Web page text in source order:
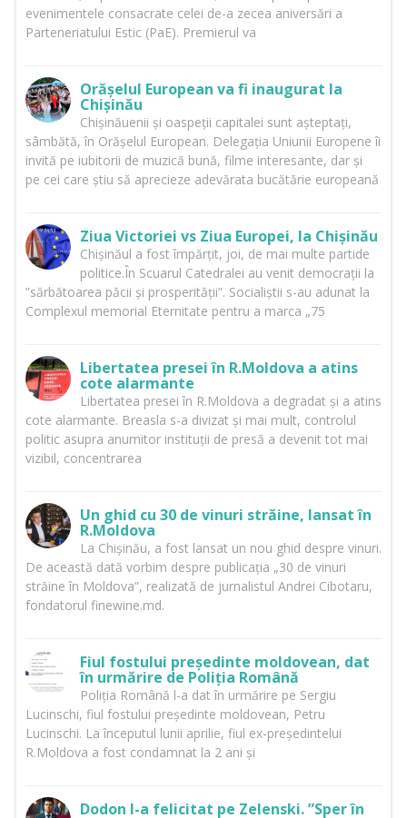
evenimentele consacrate celei de-a zecea aniversări a
Parteneriatului Estic (PaE). Premierul va
Orășelul European va fi inaugurat la
Chișinău
Chișinăuenii și oaspeții capitalei sunt așteptați,
sâmbătă, în Orășelul European. Delegația Uniunii Europene îi
invită pe iubitorii de muzică bună, filme interesante, dar și
pe cei care știu să aprecieze adevărata bucătărie europeană
Ziua Victoriei vs Ziua Europei, la Chișinău
Chișinăul a fost împărțit, joi, de mai multe partide
politice.În Scuarul Catedralei au venit democrații la
”sărbătoarea păcii și prosperității”. Socialiștii s-au adunat la
Complexul memorial Eternitate pentru a marca „75
Libertatea presei în R.Moldova a atins
cote alarmante
Libertatea presei în R.Moldova a degradat și a atins
cote alarmante. Breasla s-a divizat și mai mult, controlul
politic asupra anumitor instituții de presă a devenit tot mai
vizibil, concentrarea
Un ghid cu 30 de vinuri străine, lansat în
R.Moldova
La Chișinău, a fost lansat un nou ghid despre vinuri.
De această dată vorbim despre publicația „30 de vinuri
străine în Moldova”, realizată de jurnalistul Andrei Cibotaru,
fondatorul finewine.md.
Fiul fostului președinte moldovean, dat
în urmărire de Poliția Română
Poliția Română l-a dat în urmărire pe Sergiu
Lucinschi, fiul fostului președinte moldovean, Petru
Lucinschi. La începutul lunii aprilie, fiul ex-președintelui
R.Moldova a fost condamnat la 2 ani și
Dodon l-a felicitat pe Zelenski. ”Sper în